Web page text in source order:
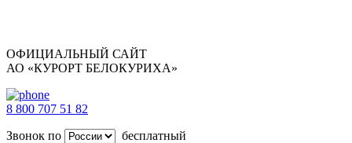
ОФИЦИАЛЬНЫЙ САЙТ
АО «КУРОРТ БЕЛОКУРИХА»
8 800 707 51 82
Звонок по
бесплатный